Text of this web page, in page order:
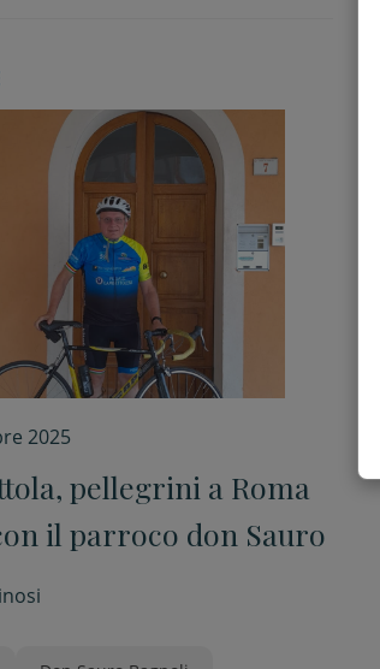
2025
pellegrini a Roma
il parroco don Sauro